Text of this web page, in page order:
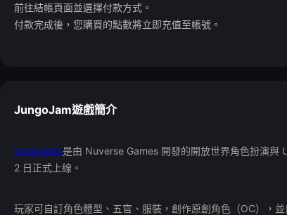
前往結帳頁面並選擇付款方式。
付款完成後，您購買的點數將立即充值至帳號。
JungoJam遊戲簡介
JungoJam是由 Nuverse Games 開發的開放世界角色扮演與
2 日正式上線。
玩家可自訂角色體型、五官、服裝，創作原創角色（OC），